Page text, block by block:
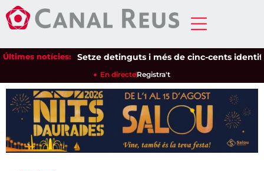
Últimes notícies:Setze detinguts i més de cinc-cents
En directeRegistra't